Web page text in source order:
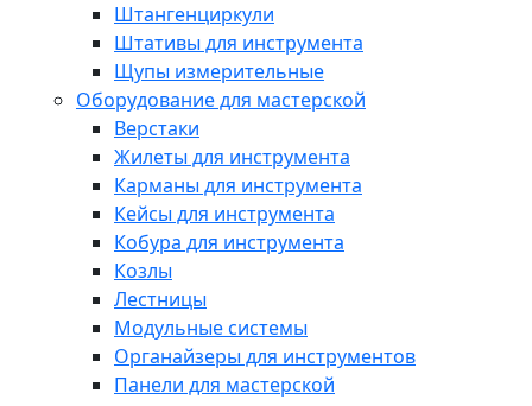
Штангенциркули
Штативы для инструмента
Щупы измерительные
Оборудование для мастерской
Верстаки
Жилеты для инструмента
Карманы для инструмента
Кейсы для инструмента
Кобура для инструмента
Козлы
Лестницы
Модульные системы
Органайзеры для инструментов
Панели для мастерской